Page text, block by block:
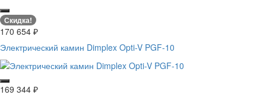
Скидка!
170 654 ₽
Электрический камин Dimplex Opti-V PGF-10
169 344 ₽